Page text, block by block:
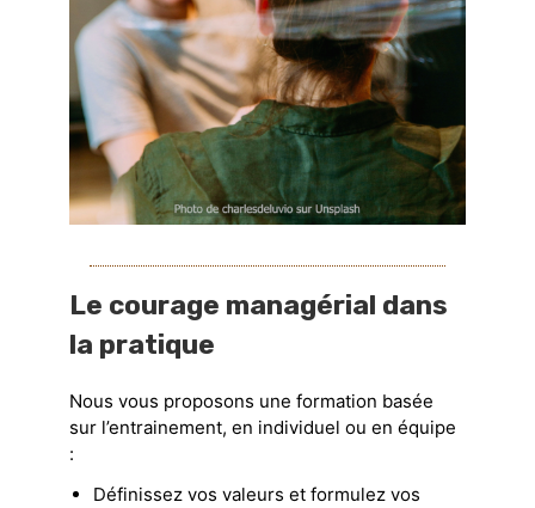
Le courage managérial dans
la pratique
Nous vous proposons une formation basée
sur l’entrainement, en individuel ou en équipe
:
Définissez vos valeurs et formulez vos